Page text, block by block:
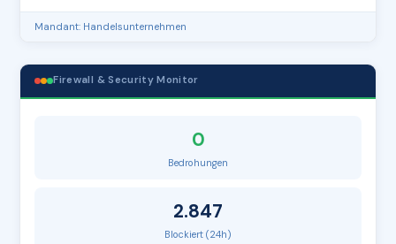
Mandant: Handelsunternehmen
Firewall & Security Monitor
0
Bedrohungen
2.847
Blockiert (24h)